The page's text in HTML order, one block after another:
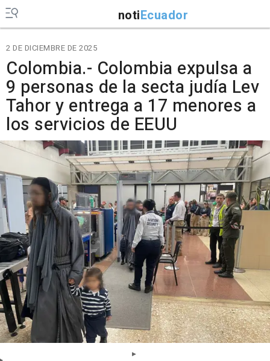
notiEcuador
2 DE DICIEMBRE DE 2025
Colombia.- Colombia expulsa a
9 personas de la secta judía Lev
Tahor y entrega a 17 menores a
los servicios de EEUU